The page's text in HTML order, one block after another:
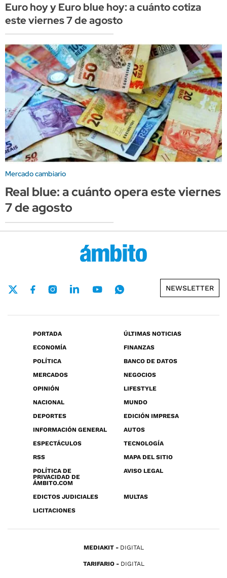
Euro hoy y Euro blue hoy: a cuánto cotiza
este viernes 7 de agosto
Mercado cambiario
Real blue: a cuánto opera este viernes
7 de agosto
NEWSLETTER
PORTADA
ÚLTIMAS NOTICIAS
ECONOMÍA
FINANZAS
POLÍTICA
BANCO DE DATOS
MERCADOS
NEGOCIOS
OPINIÓN
LIFESTYLE
NACIONAL
MUNDO
DEPORTES
EDICIÓN IMPRESA
INFORMACIÓN GENERAL
AUTOS
ESPECTÁCULOS
TECNOLOGÍA
RSS
MAPA DEL SITIO
POLÍTICA DE
PRIVACIDAD DE
ÁMBITO.COM
AVISO LEGAL
EDICTOS JUDICIALES
MULTAS
LICITACIONES
MEDIAKIT DIGITAL
TARIFARIO DIGITAL